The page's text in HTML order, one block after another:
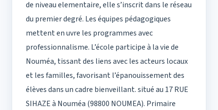
de niveau elementaire, elle s’inscrit dans le réseau
du premier degré. Les équipes pédagogiques
mettent en uvre les programmes avec
professionnalisme. L’école participe à la vie de
Nouméa, tissant des liens avec les acteurs locaux
et les familles, favorisant l’épanouissement des
élèves dans un cadre bienveillant. situé au 17 RUE
SIHAZE à Nouméa (98800 NOUMEA). Primaire